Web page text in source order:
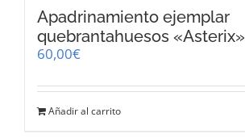
Apadrinamiento ejemplar
quebrantahuesos «Asterix»
60,00€
Añadir al carrito